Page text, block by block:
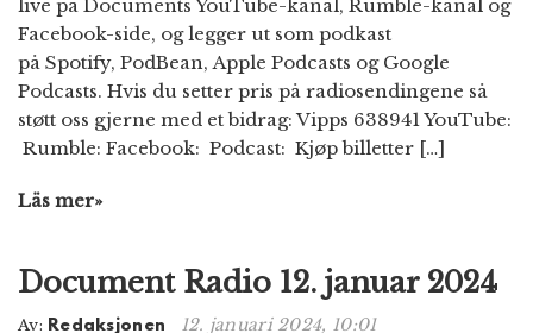
live på Documents YouTube-kanal, Rumble-kanal og
Facebook-side, og legger ut som podkast
på Spotify, PodBean, Apple Podcasts og Google
Podcasts. Hvis du setter pris på radiosendingene så
støtt oss gjerne med et bidrag: Vipps 638941 YouTube:
Rumble: Facebook: Podcast: Kjøp billetter […]
Läs mer»
Document Radio 12. januar 2024
Av: Redaksjonen 12. januari 2024, 10:01